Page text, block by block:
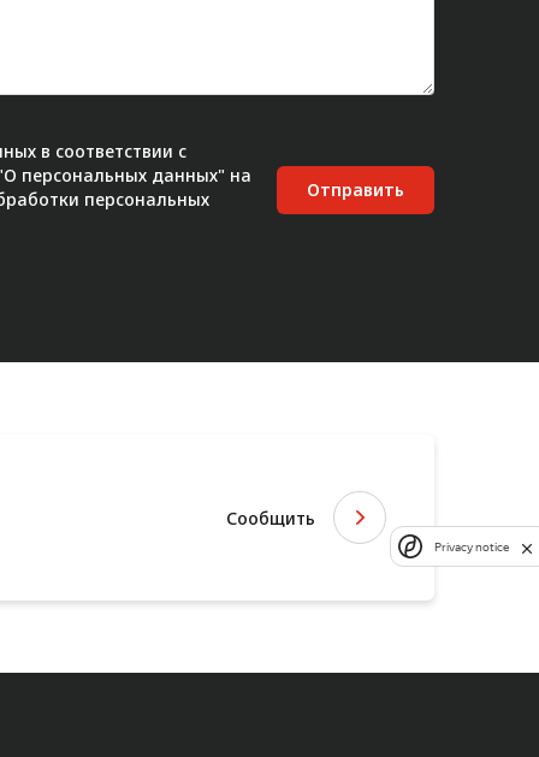
в соответствии с
персональных данных" на
персональных
Отправить
Сообщить
Privacy notice